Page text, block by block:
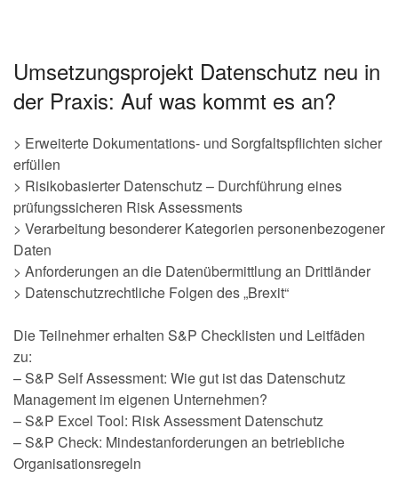
Umsetzungsprojekt Datenschutz neu in
der Praxis: Auf was kommt es an?
> Erweiterte Dokumentations- und Sorgfaltspflichten sicher
erfüllen
> Risikobasierter Datenschutz – Durchführung eines
prüfungssicheren Risk Assessments
> Verarbeitung besonderer Kategorien personenbezogener
Daten
> Anforderungen an die Datenübermittlung an Drittländer
> Datenschutzrechtliche Folgen des „Brexit“
Die Teilnehmer erhalten S&P Checklisten und Leitfäden
zu:
– S&P Self Assessment: Wie gut ist das Datenschutz
Management im eigenen Unternehmen?
– S&P Excel Tool: Risk Assessment Datenschutz
– S&P Check: Mindestanforderungen an betriebliche
Organisationsregeln